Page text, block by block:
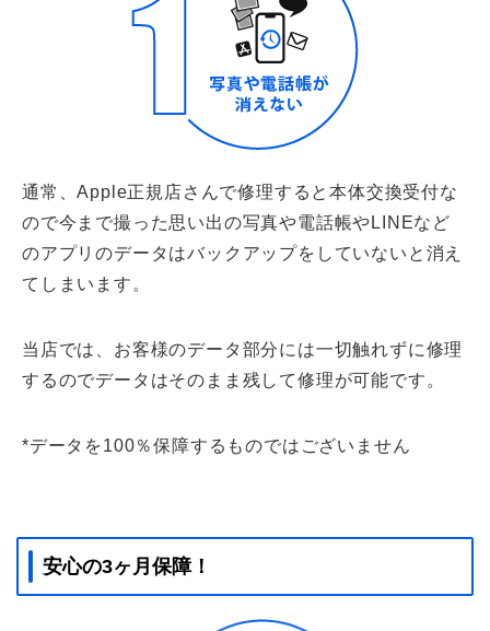
通常、Apple正規店さんで修理すると本体交換受付な
ので今まで撮った思い出の写真や電話帳やLINEなど
のアプリのデータはバックアップをしていないと消え
てしまいます。
当店では、お客様のデータ部分には一切触れずに修理
するのでデータはそのまま残して修理が可能です。
*データを100％保障するものではございません
安心の3ヶ月保障！